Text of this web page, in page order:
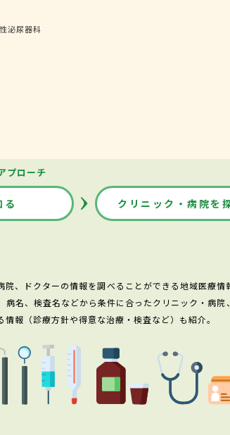
泌尿器科
プローチ
る クリニック・病院を
、ドクターの情報を調べることができる地域医療情
名、検査名などから条件に合ったクリニック・病院
報（診療方針や得意な治療・検査など）も紹介。